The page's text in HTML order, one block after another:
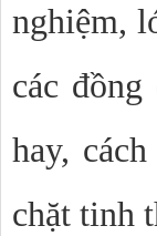
nghiệm,
các
hay,
chặt tinh